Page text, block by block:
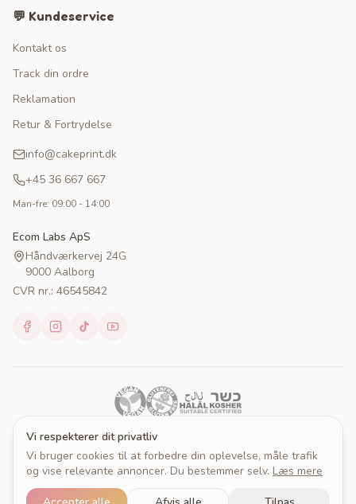
Vi respekterer dit privatliv
Vi bruger cookies til at forbedre din oplevelse, måle trafik
og vise relevante annoncer. Du bestemmer selv. Læs mere
💬 Kundeservice
Kontakt os
Track din ordre
Reklamation
Retur & Fortrydelse
info@cakeprint.dk
+45 36 667 667
Man-fre: 09:00 - 14:00
Ecom Labs ApS
Håndværkervej 24G
9000 Aalborg
CVR nr.: 46545842
© 2026 Cakeprint. Alle rettigheder forbeholdes.
Om Cakeprint
PersondatapolitikCookies
Cookieindstillinger